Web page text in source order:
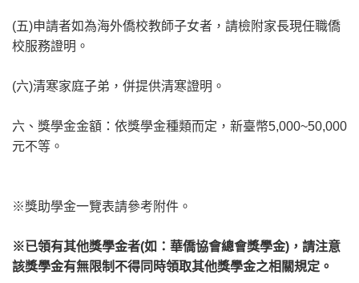
(五)申請者如為海外僑校教師子女者，請檢附家長現任職僑
校服務證明。
(六)清寒家庭子弟，併提供清寒證明。
六、獎學金金額：依獎學金種類而定，新臺幣5,000~50,000
元不等。
※獎助學金一覽表請參考附件。
※已領有其他獎學金者(如：華僑協會總會獎學金)，請注意
該獎學金有無限制不得同時領取其他獎學金之相關規定。